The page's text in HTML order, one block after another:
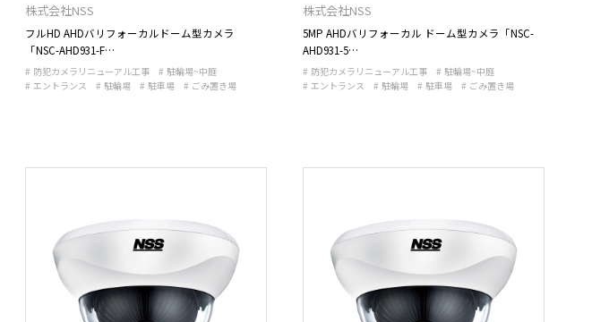
株式会社NSS
フルHD AHDバリフォーカルドーム型カメラ
「NSC-AHD931-F…
防犯カメラリニューアル工事
駐輪場~中庭
エントランス
駐輪場 駐車場 ごみ置き場
株式会社NSS
5MP AHDバリフォーカル ドーム型カメラ「NSC-
AHD931-5…
防犯カメラリニューアル工事
駐輪場~中庭
エントランス
駐輪場 駐車場 ごみ置き場